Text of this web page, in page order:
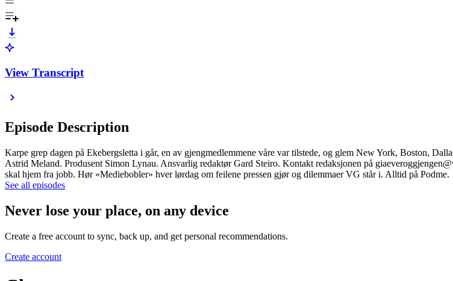
View Transcript
Episode Description
Karpe grep dagen på Ekebergsletta i går, en av gjengmedlemmene våre var tilstede, og glem New York, Boston,
Astrid Meland. Produsent Simon Lynau. Ansvarlig redaktør Gard Steiro. Kontakt redaksjonen på
skal hjem fra jobb. Hør «Mediebobler» hver lørdag om feilene pressen gjør og dilemmaer VG står i. Alltid på Podme.
See all episodes
Never lose your place, on any device
Create a free account to sync, back up, and get personal recommendations.
Create account